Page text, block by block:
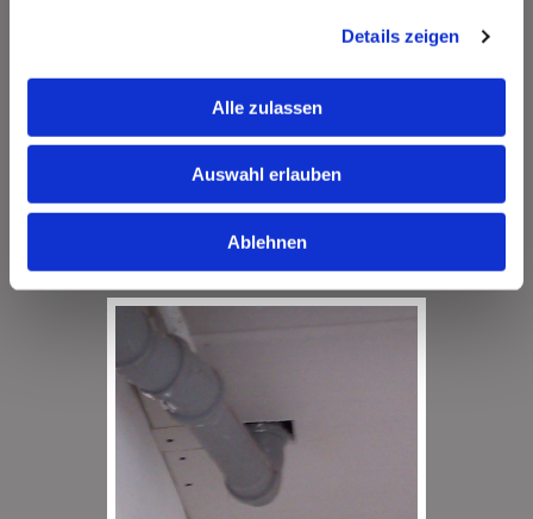
Details zeigen
Alle zulassen
Auswahl erlauben
Ablehnen
Vorher